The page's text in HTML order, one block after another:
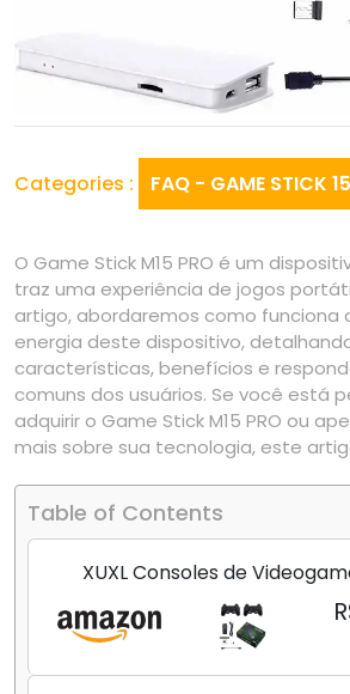
Categories : FAQ - GAME STICK 15
O Game Stick M15 PRO é um
traz uma experiência de jogos
artigo, abordaremos como funciona
energia deste dispositivo,
características, benefícios e
comuns dos usuários. Se você está
adquirir o Game Stick M15 PRO ou
mais sobre sua tecnologia, este
Table of Contents
XUXL Consoles de
Wireless 10.000 jogos 32/64GB
Gaming Gamepads
de TV para PS1/GBA/